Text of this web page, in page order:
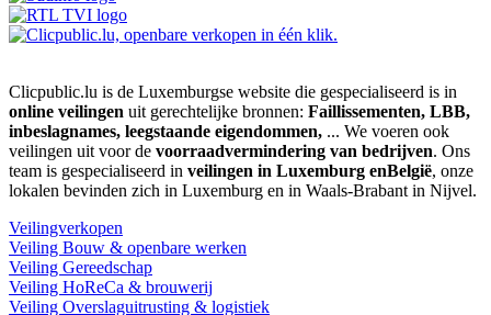
Clicpublic.lu is de Luxemburgse website die gespecialiseerd is in
online veilingen uit gerechtelijke bronnen: Faillissementen, LBB,
inbeslagnames, leegstaande eigendommen, ... We voeren ook
veilingen uit voor de voorraadvermindering van bedrijven. Ons
team is gespecialiseerd in veilingen in Luxemburg enBelgië, onze
lokalen bevinden zich in Luxemburg en in Waals-Brabant in Nijvel.
Veilingverkopen
Veiling Bouw & openbare werken
Veiling Gereedschap
Veiling HoReCa & brouwerij
Veiling Overslaguitrusting & logistiek